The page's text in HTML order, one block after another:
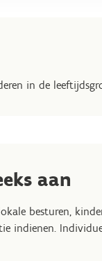
in de
aan
besturen,
indienen.